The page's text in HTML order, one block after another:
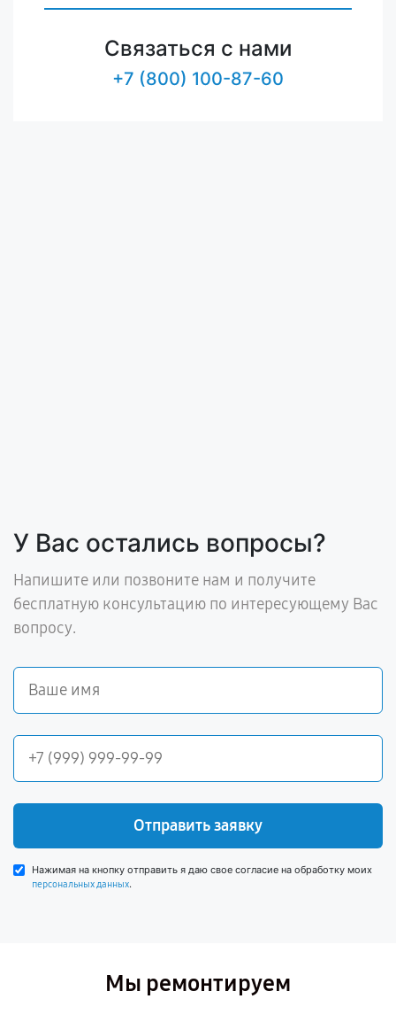
Связаться с нами
+7 (800) 100-87-60
У Вас остались вопросы?
Напишите или позвоните нам и получите
бесплатную консультацию по интересующему Вас
вопросу.
Отправить заявку
Нажимая на кнопку отправить я даю свое согласие на обработку моих
персональных данных.
Мы ремонтируем